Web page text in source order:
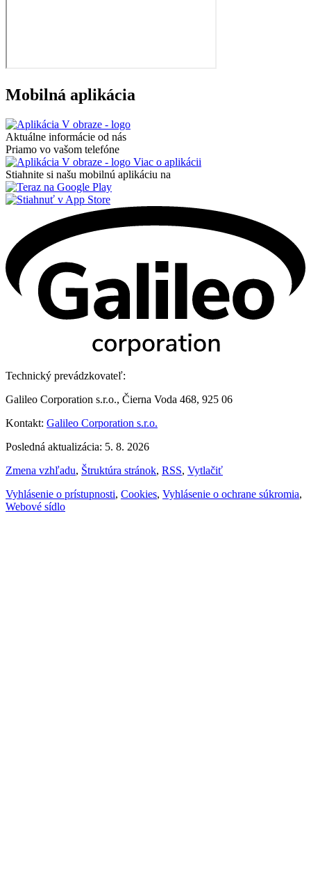
Mobilná aplikácia
Aktuálne informácie od nás
Priamo vo vašom telefóne
Viac o aplikácii
Stiahnite si našu mobilnú aplikáciu na
Technický prevádzkovateľ:
Galileo Corporation s.r.o., Čierna Voda 468, 925 06
Kontakt: Galileo Corporation s.r.o.
Posledná aktualizácia: 5. 8. 2026
Zmena vzhľadu, Štruktúra stránok, RSS, Vytlačiť
Vyhlásenie o prístupnosti, Cookies, Vyhlásenie o ochrane súkromia,
Webové sídlo